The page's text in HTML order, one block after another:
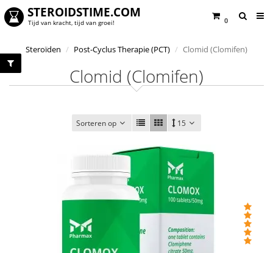
0
STEROIDSTIME.COM
Tijd van kracht, tijd van groei!
Steroïden Post-Cyclus Therapie (PCT) Clomid (Clomifen)
Clomid (Clomifen)
Sorteren op 15